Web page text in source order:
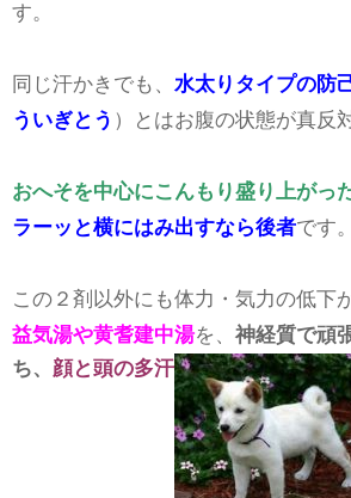
す。
同じ汗かきでも、 水太りタイプの防
ういぎとう ）とはお腹の状態が真反
おへそを中心にこんもり盛り上がっ
ラーッと横にはみ出すなら後者です。
この２剤以外にも体力・気力の低下
益気湯や黄耆建中湯を、 神経質で頑
ち、 顔と頭の多汗